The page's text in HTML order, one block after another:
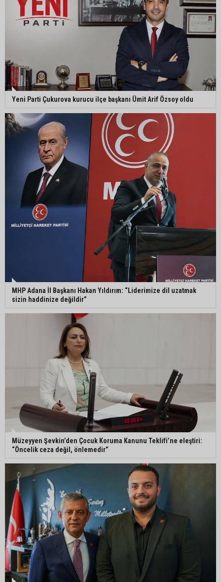
“Liderimize dil uzatmak sizin haddinize değildir”
Adanalı 13 yaşındaki Ela Nur şelalede hayatını
Adanalı NASA astronotu Deniz Burnham uzaya
Kozan’da üreticilere yangın ve anız uyarısı
Ceyhan’da yağlık ayçiçeği hasadı başladı
Yeni Parti Çukurova kurucu ilçe başkanı Ümit Arif Özsoy oldu
MHP Adana İl Başkanı Hakan Yıldırım: “Liderimize dil uzatmak
sizin haddinize değildir”
Müzeyyen Şevkin’den Çocuk Koruma Kanunu Teklifi’ne eleştiri:
“Öncelik ceza değil, önlemedir”